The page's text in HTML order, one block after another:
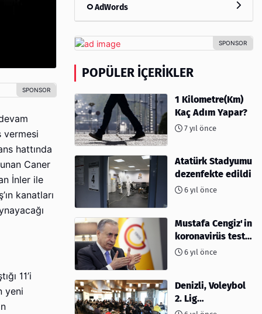
vermesi
hattında
Caner
İnler ile
kanatları
11’i
yeni
AdWords
POPÜLER İÇERIKLER
1 Kilometre(Km)
Kaç Adım Yapar?
7 yıl önce
Atatürk Stadyumu
dezenfekte edildi
6 yıl önce
Mustafa Cengiz'in
koronavirüs test
sonucu açıklandı
6 yıl önce
Denizli, Voleybol
2. Lig
müsabakalarına